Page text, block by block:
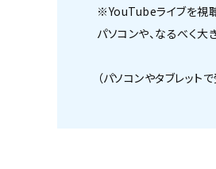
※YouTubeライブを視
パソコンや、なるべく大
（パソコンやタブレット